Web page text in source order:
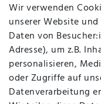
Vertrag
Wir verwenden
unserer Website
Daten von
Adresse), um z.B.
personalisieren,
oder Zugriffe auf
Datenverarbeitung